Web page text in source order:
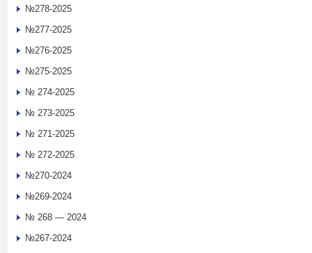
№278-2025
№277-2025
№276-2025
№275-2025
№ 274-2025
№ 273-2025
№ 271-2025
№ 272-2025
№270-2024
№269-2024
№ 268 — 2024
№267-2024